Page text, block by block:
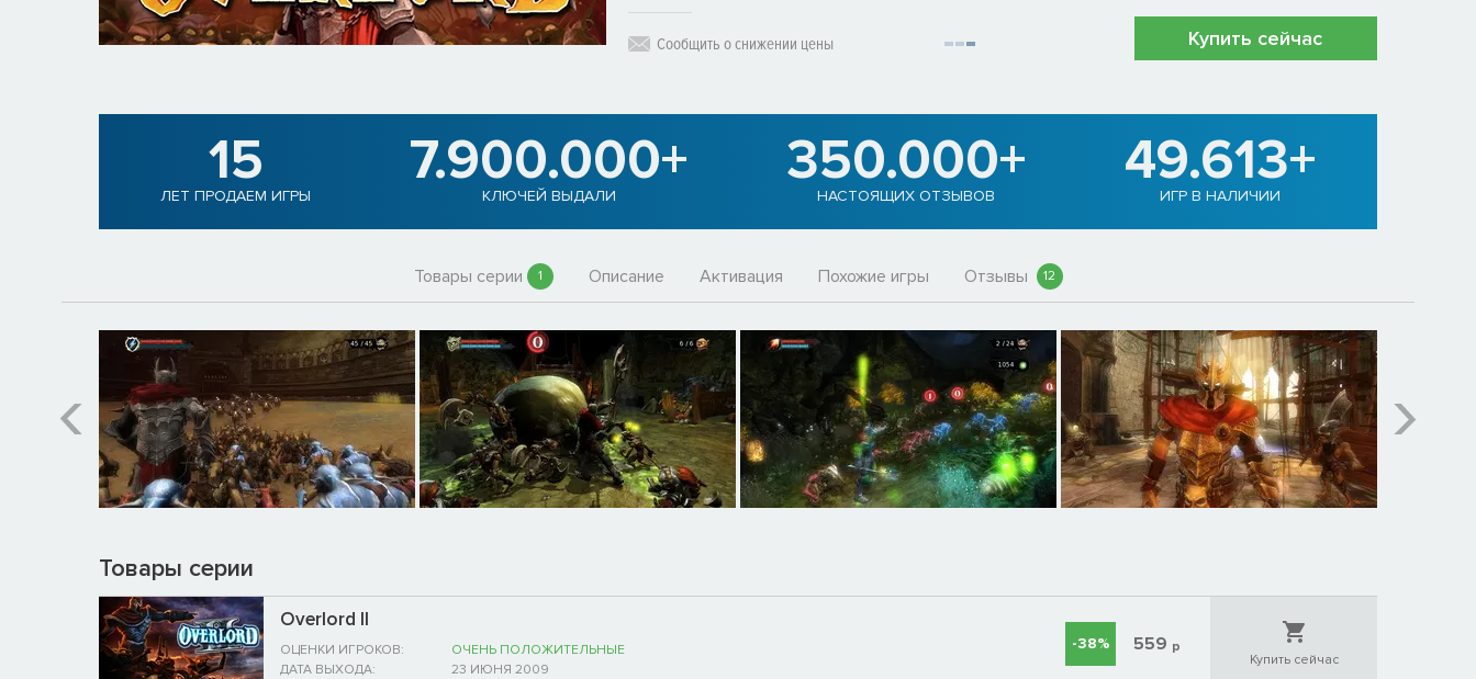
Сообщить о снижении цены Купить сейчас
15
ЛЕТ ПРОДАЕМ ИГРЫ
7.900.000+
КЛЮЧЕЙ ВЫДАЛИ
350.000+
НАСТОЯЩИХ ОТЗЫВОВ
49.613+
ИГР В НАЛИЧИИ
Товары серии 1 Описание Активация Похожие игры Отзывы 12
Товары серии
Overlord II
ОЦЕНКИ ИГРОКОВ:
ОЧЕНЬ ПОЛОЖИТЕЛЬНЫЕ
ДАТА ВЫХОДА:
23 ИЮНЯ 2009
-38% 559 р
Купить сейчас